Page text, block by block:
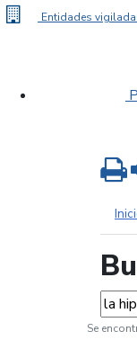
Entidades
Se